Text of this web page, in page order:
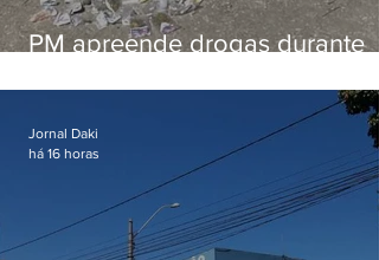
PM apreende drogas durante
Jornal Daki
há 16 horas